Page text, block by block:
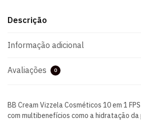
Descrição
Informação adicional
Avaliações 0
BB Cream Vizzela Cosméticos 10 em 1
com multibenefícios como a hidratação